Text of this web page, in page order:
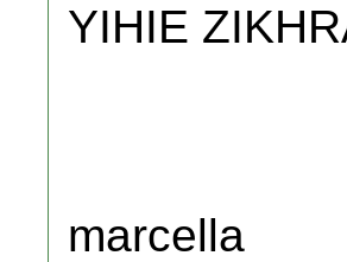
YIHIE
marcella